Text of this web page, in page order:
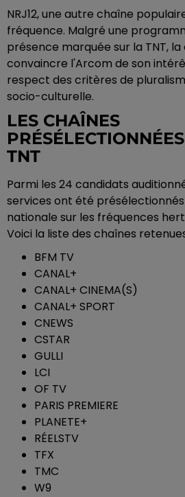
NRJ12, une autre chaîne
fréquence. Malgré une
présence marquée sur la TNT,
convaincre l'Arcom de son
respect des critères de
socio-culturelle.
LES CHAÎNES
TNT
Parmi les 24 candidats
services ont été
nationale sur les fréquences
Voici la liste des chaînes
BFM TV
CANAL+
CANAL+ CINEMA(S)
CANAL+ SPORT
CNEWS
CSTAR
GULLI
LCI
OF TV
PARIS PREMIERE
PLANETE+
RÉELSTV
TFX
TMC
W9